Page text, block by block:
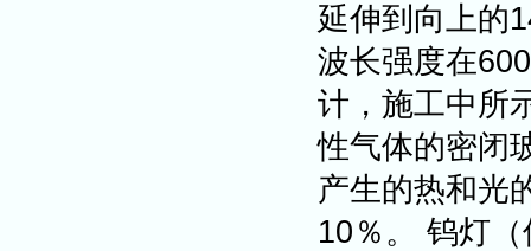
延伸到向上的
波长强度在
计，施工中所
性气体的密闭
产生的热和光
10％。 钨灯